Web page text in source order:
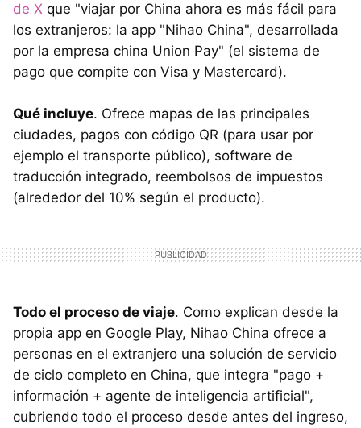
de X que "viajar por China ahora es más fácil para
los extranjeros: la app "Nihao China", desarrollada
por la empresa china Union Pay" (el sistema de
pago que compite con Visa y Mastercard).
Qué incluye. Ofrece mapas de las principales
ciudades, pagos con código QR (para usar por
ejemplo el transporte público), software de
traducción integrado, reembolsos de impuestos
(alrededor del 10% según el producto).
Todo el proceso de viaje. Como explican desde la
propia app en Google Play, Nihao China ofrece a
personas en el extranjero una solución de servicio
de ciclo completo en China, que integra "pago +
información + agente de inteligencia artificial",
cubriendo todo el proceso desde antes del ingreso,